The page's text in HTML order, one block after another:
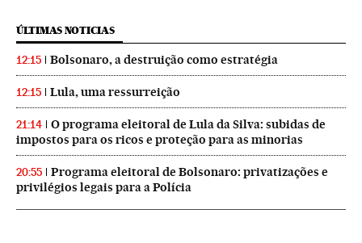
ÚLTIMAS NOTICIAS
12:15 Bolsonaro, a destruição como estratégia
12:15 Lula, uma ressurreição
21:14
O programa eleitoral de Lula da Silva: subidas de
impostos para os ricos e proteção para as minorias
20:55
Programa eleitoral de Bolsonaro: privatizações e
privilégios legais para a Polícia